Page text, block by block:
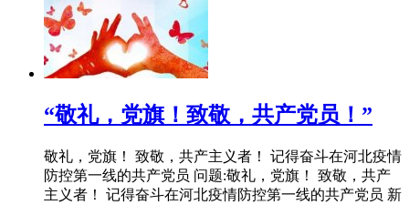
“敬礼，党旗！致敬，共产党员！”
敬礼，党旗！ 致敬，共产主义者！ 记得奋斗在河北疫情
防控第一线的共产党员 问题:敬礼，党旗！ 致敬，共产
主义者！ 记得奋斗在河北疫情防控第一线的共产党员 新